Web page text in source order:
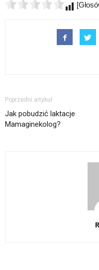
Poprzedni artykuł
Jak pobudzić laktacje
Mamaginekolog?